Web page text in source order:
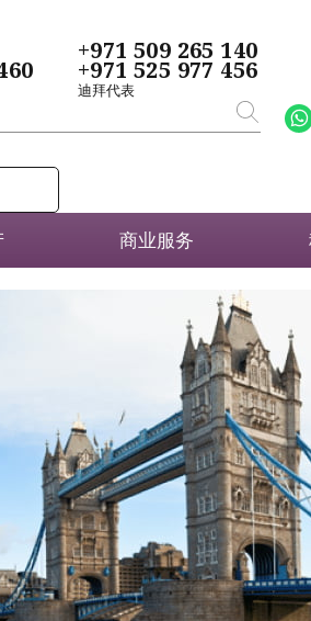
+971 509 265 140
+971 525 977 456
迪拜代表
商业服务